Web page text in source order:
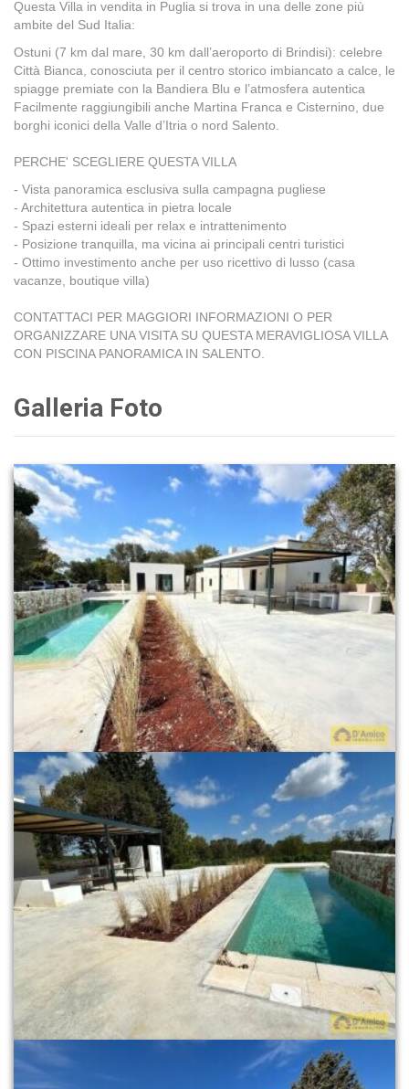
Questa Villa in vendita in Puglia si trova in una delle zone più
ambite del Sud Italia:
Ostuni (7 km dal mare, 30 km dall’aeroporto di Brindisi): celebre
Città Bianca, conosciuta per il centro storico imbiancato a calce, le
spiagge premiate con la Bandiera Blu e l’atmosfera autentica
Facilmente raggiungibili anche Martina Franca e Cisternino, due
borghi iconici della Valle d’Itria o nord Salento.
PERCHE' SCEGLIERE QUESTA VILLA
- Vista panoramica esclusiva sulla campagna pugliese
- Architettura autentica in pietra locale
- Spazi esterni ideali per relax e intrattenimento
- Posizione tranquilla, ma vicina ai principali centri turistici
- Ottimo investimento anche per uso ricettivo di lusso (casa
vacanze, boutique villa)
CONTATTACI PER MAGGIORI INFORMAZIONI O PER
ORGANIZZARE UNA VISITA SU QUESTA MERAVIGLIOSA VILLA
CON PISCINA PANORAMICA IN SALENTO.
Galleria Foto